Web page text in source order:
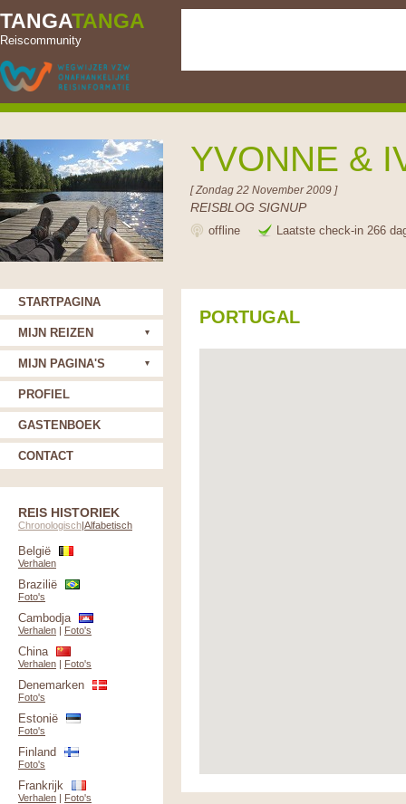
TANGATANGA
Reiscommunity
YVONNE &
[ Zondag 22 November 2009 ]
REISBLOG SIGNUP
offline Laatste check-in 266
PORTUGAL
STARTPAGINA
MIJN REIZEN
MIJN PAGINA'S
PROFIEL
GASTENBOEK
CONTACT
REIS HISTORIEK
Chronologisch|Alfabetisch
België
Verhalen
Brazilië
Foto's
Cambodja
Verhalen | Foto's
China
Verhalen | Foto's
Denemarken
Foto's
Estonië
Foto's
Finland
Foto's
Frankrijk
Verhalen | Foto's